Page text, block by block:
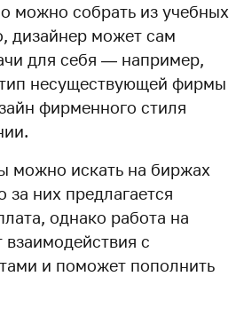
можно собрать из учебных
дизайнер может сам
для себя — например,
несуществующей фирмы
фирменного стиля
можно искать на биржах
них предлагается
однако работа на
с
и поможет пополнить